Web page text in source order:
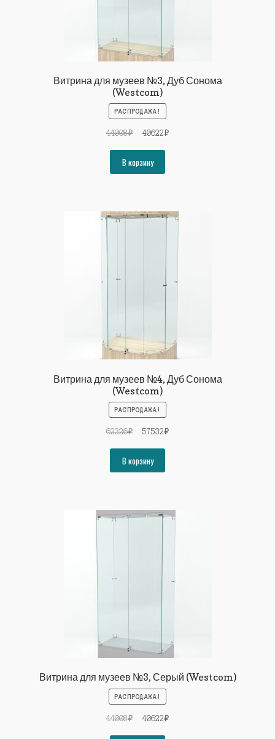
Витрина для музеев №3, Дуб Сонома
(Westcom)
РАСПРОДАЖА!
44008₽
Первоначальная
составляла
44008₽.
40622₽Текущая
В корзину
Витрина для музеев №4, Дуб Сонома
(Westcom)
РАСПРОДАЖА!
62326₽
Первоначальная
составляла
62326₽.
57532₽Текущая
В корзину
Витрина для музеев №3, Серый (Westcom)
РАСПРОДАЖА!
44008₽
Первоначальная
40622₽Текущая